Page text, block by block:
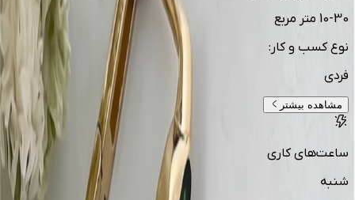
10-30 متر مربع
نوع کسب و کار :
فردی
مشاهده بیشتر
ساعت‌های کاری
شنبه